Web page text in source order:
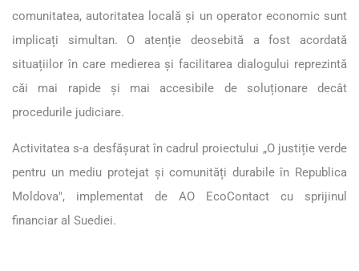
comunitatea, autoritatea locală și un operator economic sunt
implicați simultan. O atenție deosebită a fost acordată
situațiilor în care medierea și facilitarea dialogului reprezintă
căi mai rapide și mai accesibile de soluționare decât
procedurile judiciare.
Activitatea s-a desfășurat în cadrul proiectului „O justiție verde
pentru un mediu protejat și comunități durabile în Republica
Moldova", implementat de AO EcoContact cu sprijinul
financiar al Suediei.